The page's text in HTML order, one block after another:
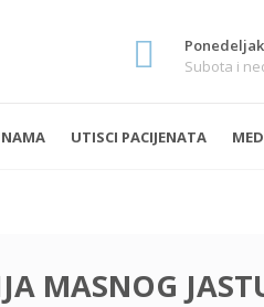
Ponedeljak
Subota i
UTISCI PACIJENATA
MASNOG